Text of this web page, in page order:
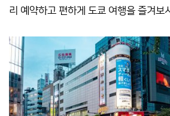
리 예약하고 편하게 도쿄 여행을 즐겨보